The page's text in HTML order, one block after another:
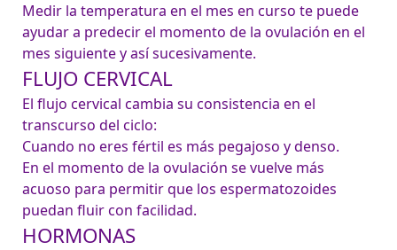
Medir la temperatura en el mes en curso te puede
ayudar a predecir el momento de la ovulación en el
mes siguiente y así sucesivamente.
FLUJO CERVICAL
El flujo cervical cambia su consistencia en el
transcurso del ciclo:
Cuando no eres fértil es más pegajoso y denso.
En el momento de la ovulación se vuelve más
acuoso para permitir que los espermatozoides
puedan fluir con facilidad.
HORMONAS